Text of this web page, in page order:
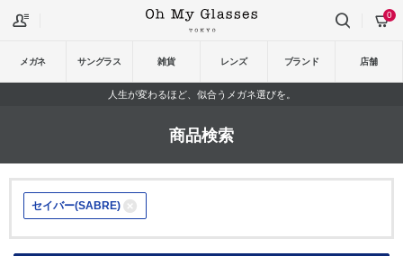
メガネ サングラス 雑貨 レンズ ブランド 店舗
0
人生が変わるほど、似合うメガネ選びを。
商品検索
セイバー(SABRE)